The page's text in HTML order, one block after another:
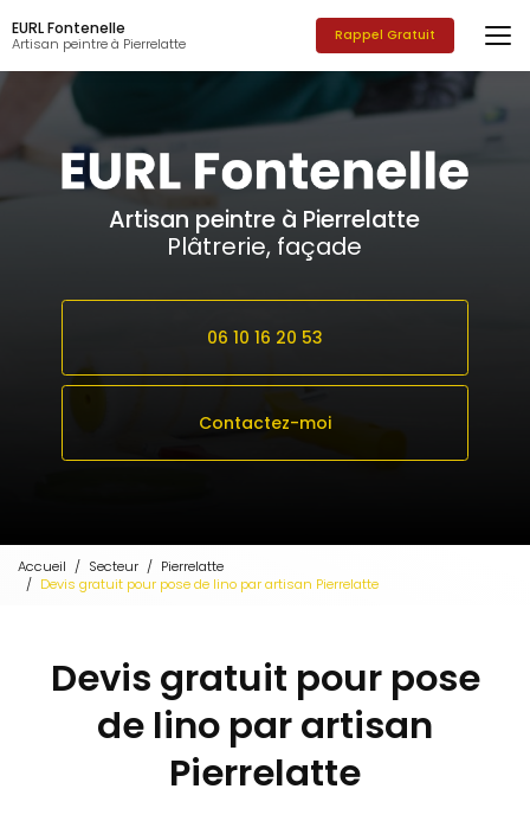
au
contenu
principal
EURL Fontenelle
Artisan peintre à Pierrelatte Rappel Gratuit
Artisan peintre à Pierrelatte
Plâtrerie, façade
06 10 16 20 53
Contactez-moi
Accueil Secteur
Pierrelatte
Devis gratuit pour pose de lino par artisan Pierrelatte
Devis gratuit pour pose
de lino par artisan
Pierrelatte